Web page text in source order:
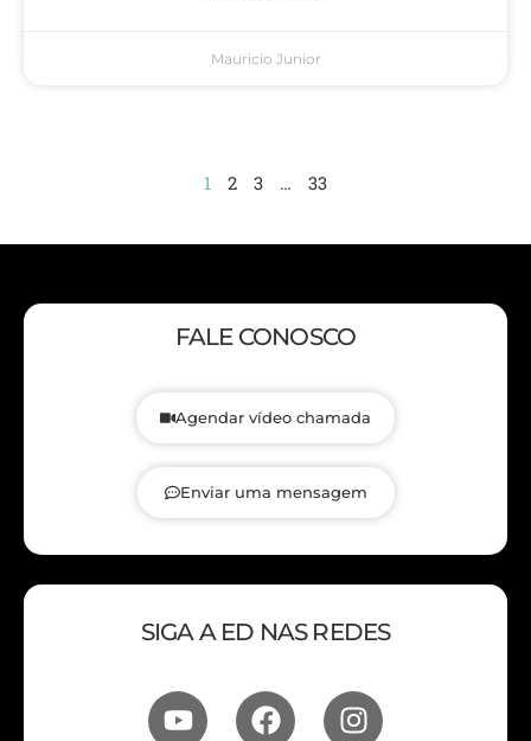
Mauricio Junior
1 2 3 … 33
FALE CONOSCO
Agendar vídeo chamada
Enviar uma mensagem
SIGA A ED NAS REDES